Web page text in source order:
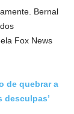
Bernal
Fox News
de quebrar a
desculpas’